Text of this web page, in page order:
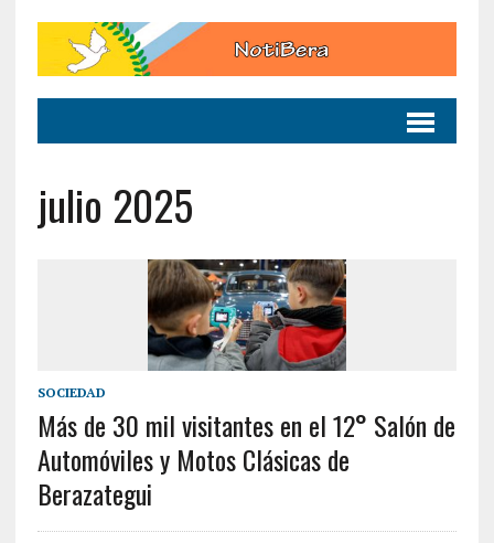
julio 2025
SOCIEDAD
Más de 30 mil visitantes en el 12° Salón de
Automóviles y Motos Clásicas de
Berazategui